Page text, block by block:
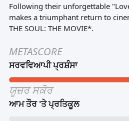
Following their unforgettable
makes a triumphant return to
THE SOUL: THE MOVIE*.
METASCORE
ਸਰਵਵਿਆਪੀ ਪ੍ਰਸ਼ੰਸਾ
ਯੂਜ਼ਰ ਸਕੋਰ
ਆਮ ਤੌਰ 'ਤੇ ਪ੍ਰਤਿਕੂਲ